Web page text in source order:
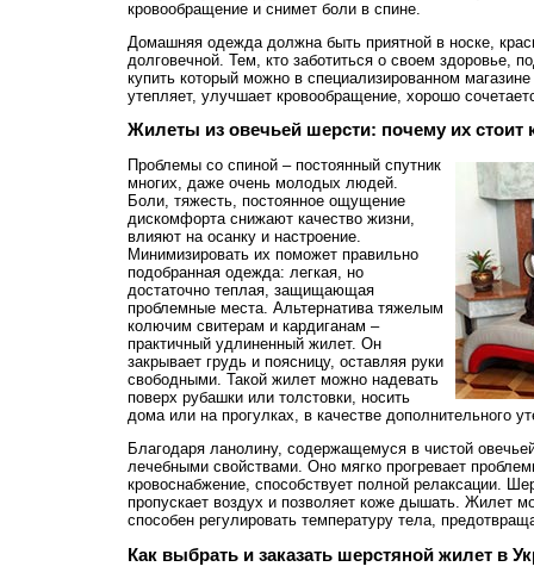
кровообращение и снимет боли в спине.
Домашняя одежда должна быть приятной в носке,
долговечной. Тем, кто заботиться о своем здоровье,
купить который можно в специализированном
утепляет, улучшает кровообращение, хорошо
Жилеты из овечьей шерсти: почему их стоит
Проблемы со спиной – постоянный спутник
многих, даже очень молодых людей.
Боли, тяжесть, постоянное ощущение
дискомфорта снижают качество жизни,
влияют на осанку и настроение.
Минимизировать их поможет правильно
подобранная одежда: легкая, но
достаточно теплая, защищающая
проблемные места. Альтернатива тяжелым
колючим свитерам и кардиганам –
практичный удлиненный жилет. Он
закрывает грудь и поясницу, оставляя руки
свободными. Такой жилет можно надевать
поверх рубашки или толстовки, носить
дома или на прогулках, в качестве дополнительного
Благодаря ланолину, содержащемуся в чистой
лечебными свойствами. Оно мягко прогревает
кровоснабжение, способствует полной релаксации.
пропускает воздух и позволяет коже дышать. Жилет
способен регулировать температуру тела,
Как выбрать и заказать шерстяной жилет в